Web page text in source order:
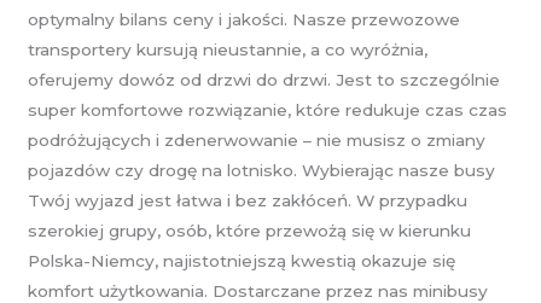
optymalny bilans ceny i jakości. Nasze przewozowe
transportery kursują nieustannie, a co wyróżnia,
oferujemy dowóz od drzwi do drzwi. Jest to szczególnie
super komfortowe rozwiązanie, które redukuje czas czas
podróżujących i zdenerwowanie – nie musisz o zmiany
pojazdów czy drogę na lotnisko. Wybierając nasze busy
Twój wyjazd jest łatwa i bez zakłóceń. W przypadku
szerokiej grupy, osób, które przewożą się w kierunku
Polska-Niemcy, najistotniejszą kwestią okazuje się
komfort użytkowania. Dostarczane przez nas minibusy